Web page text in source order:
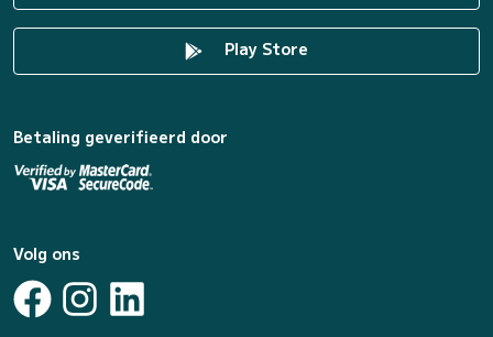
Play Store
Betaling geverifieerd door
Volg ons